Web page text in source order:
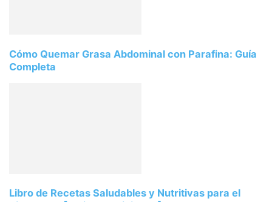
Cómo Quemar Grasa Abdominal con Parafina: Guía
Completa
Libro de Recetas Saludables y Nutritivas para el